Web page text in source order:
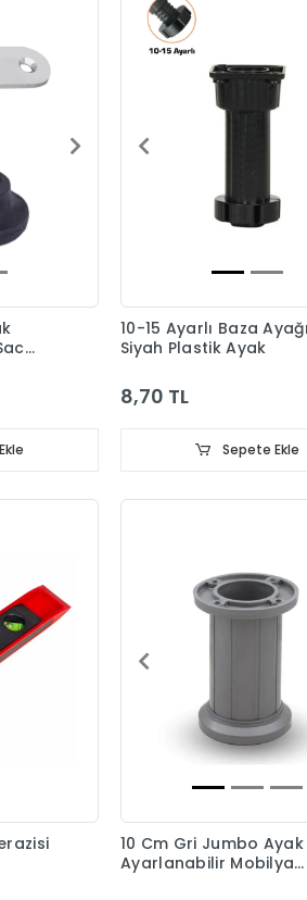
10-15 Ayarlı Baza Ayağı
Siyah Plastik Ayak
8,70 TL
Sepete Ekle
10 Cm Gri Jumbo Ayak
Ayarlanabilir Mobilya